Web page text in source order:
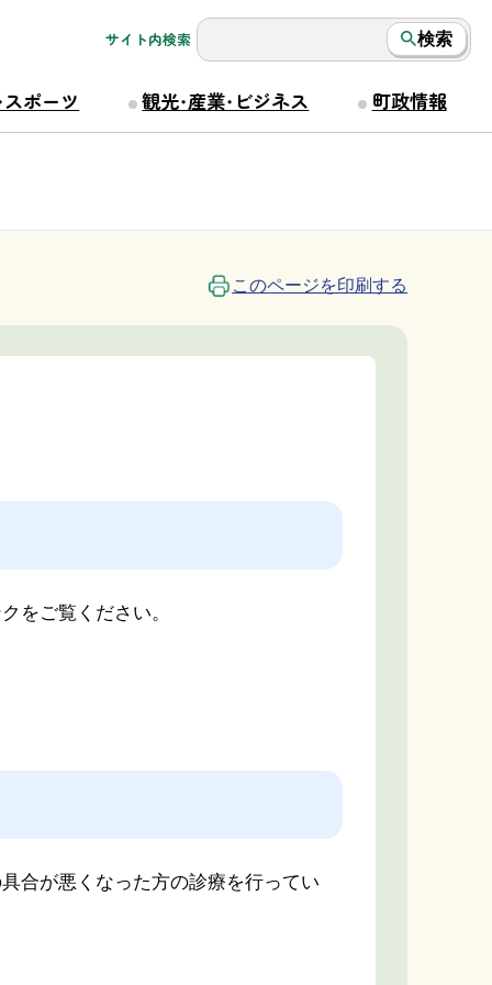
サイト内検索 検索
スポーツ 観光・産業・ビジネス 町政情報
このページを印刷する
をご覧ください。
合が悪くなった方の診療を行ってい